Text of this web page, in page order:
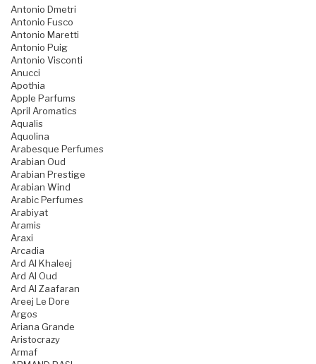
Antonio Dmetri
Antonio Fusco
Antonio Maretti
Antonio Puig
Antonio Visconti
Anucci
Apothia
Apple Parfums
April Aromatics
Aqualis
Aquolina
Arabesque Perfumes
Arabian Oud
Arabian Prestige
Arabian Wind
Arabic Perfumes
Arabiyat
Aramis
Araxi
Arcadia
Ard Al Khaleej
Ard Al Oud
Ard Al Zaafaran
Areej Le Dore
Argos
Ariana Grande
Aristocrazy
Armaf